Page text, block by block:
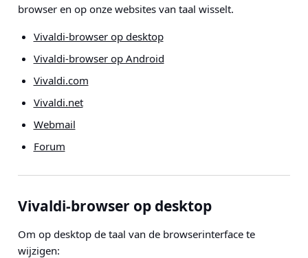
browser en op onze websites van taal wisselt.
Vivaldi-browser op desktop
Vivaldi-browser op Android
Vivaldi.com
Vivaldi.net
Webmail
Forum
Vivaldi-browser op desktop
Om op desktop de taal van de browserinterface te
wijzigen: